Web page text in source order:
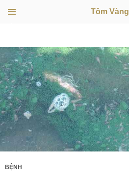
Tôm Vàng
NỘI
DUNG
BỆNH